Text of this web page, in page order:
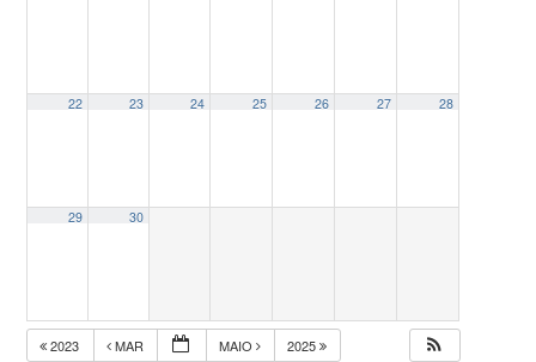
22 23 24 25 26 27 28
29 30
2023 MAR MAIO 2025